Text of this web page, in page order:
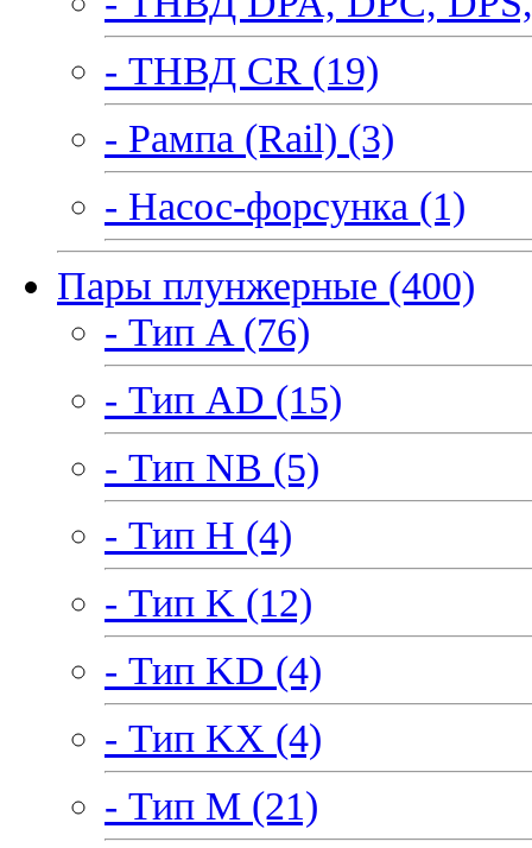
- ТНВД CR (19)
- Рампа (Rail) (3)
- Насос-форсунка (1)
Пары плунжерные (400)
- Тип A (76)
- Тип AD (15)
- Тип NB (5)
- Тип H (4)
- Тип K (12)
- Тип KD (4)
- Тип KX (4)
- Тип M (21)